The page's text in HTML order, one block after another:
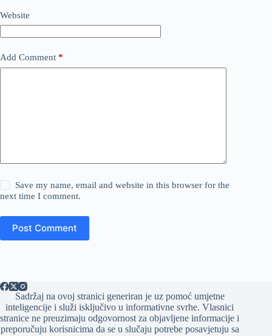
Website
Add Comment *
Save my name, email and website in this browser for the
next time I comment.
Post Comment
Sadržaj na ovoj stranici generiran je uz pomoć umjetne
inteligencije i služi isključivo u informativne svrhe. Vlasnici
stranice ne preuzimaju odgovornost za objavljene informacije i
preporučuju korisnicima da se u slučaju potrebe posavjetuju sa